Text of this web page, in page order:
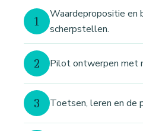
1
Waardepropositie en
scherpstellen.
2 Pilot ontwerpen met
3 Toetsen, leren en de